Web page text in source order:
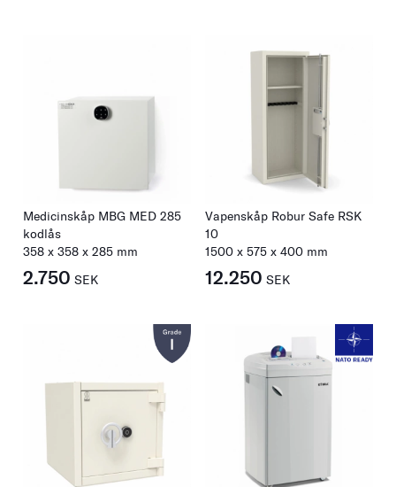
Medicinskåp MBG MED 285
kodlås
358 x 358 x 285 mm
2.750 SEK
Vapenskåp Robur Safe RSK
10
1500 x 575 x 400 mm
12.250 SEK